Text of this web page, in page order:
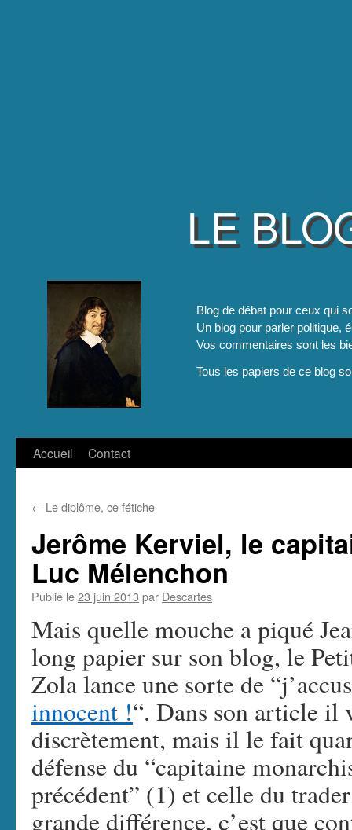
LE
Blog de débat pour ceux qui
Un blog pour parler politique,
Vos commentaires sont les
Tous les papiers de ce blog
Aller
contenu
Accueil Contact
← Le diplôme, ce fétiche
Jerôme Kerviel, le
Luc Mélenchon
Publié le23 juin 2013 par Descartes
Mais quelle mouche a piqué
long papier sur son blog, le
Zola lance une sorte de
innocent !“. Dans son article il
discrètement, mais il le fait
défense du “capitaine
précédent” (1) et celle du
grande différence, c’est que